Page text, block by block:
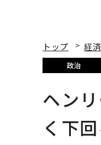
トップ 経
政治
ヘン
く下